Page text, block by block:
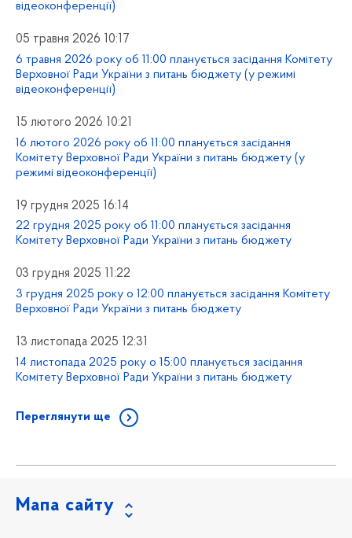
відеоконференції)
05 травня 2026 10:17
6 травня 2026 року об 11:00 планується засідання Комітету
Верховної Ради України з питань бюджету (у режимі
відеоконференції)
15 лютого 2026 10:21
16 лютого 2026 року об 11:00 планується засідання
Комітету Верховної Ради України з питань бюджету (у
режимі відеоконференції)
19 грудня 2025 16:14
22 грудня 2025 року об 11:00 планується засідання
Комітету Верховної Ради України з питань бюджету
03 грудня 2025 11:22
3 грудня 2025 року о 12:00 планується засідання Комітету
Верховної Ради України з питань бюджету
13 листопада 2025 12:31
14 листопада 2025 року о 15:00 планується засідання
Комітету Верховної Ради України з питань бюджету
Переглянути ще
Мапа сайту